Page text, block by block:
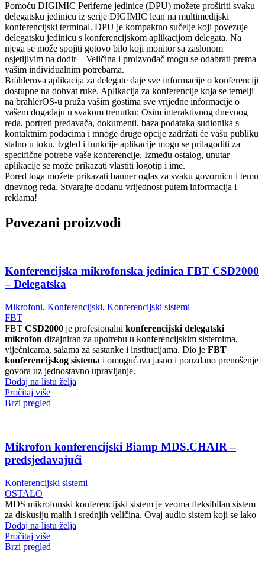
Pomoću DIGIMIC Periferne jedinice (DPU) možete proširiti svaku
delegatsku jedinicu iz serije DIGIMIC lean na multimedijski
konferencijski terminal. DPU je kompaktno sučelje koji povezuje
delegatsku jedinicu s konferencijskom aplikacijom delegata. Na
njega se može spojiti gotovo bilo koji monitor sa zaslonom
osjetljivim na dodir – Veličina i proizvođač mogu se odabrati prema
vašim individualnim potrebama.
Brählerova aplikacija za delegate daje sve informacije o konferenciji
dostupne na dohvat ruke. Aplikacija za konferencije koja se temelji
na brählerOS-u pruža vašim gostima sve vrijedne informacije o
vašem događaju u svakom trenutku: Osim interaktivnog dnevnog
reda, portreti predavača, dokumenti, baza podataka sudionika s
kontaktnim podacima i mnoge druge opcije zadržati će vašu publiku
stalno u toku. Izgled i funkcije aplikacije mogu se prilagoditi za
specifične potrebe vaše konferencije. Između ostalog, unutar
aplikacije se može prikazati vlastiti logotip i ime.
Pored toga možete prikazati banner oglas za svaku govornicu i temu
dnevnog reda. Stvarajte dodanu vrijednost putem informacija i
reklama!
Povezani proizvodi
Konferencijska mikrofonska jedinica FBT CSD2000
– Delegatska
Mikrofoni, Konferencijski, Konferencijski sistemi
FBT
FBT CSD2000 je profesionalni konferencijski delegatski
mikrofon dizajniran za upotrebu u konferencijskim sistemima,
vijećnicama, salama za sastanke i institucijama. Dio je FBT
konferencijskog sistema i omogućava jasno i pouzdano prenošenje
govora uz jednostavno upravljanje.
Dodaj na listu želja
Pročitaj više
Brzi pregled
Mikrofon konferencijski Biamp MDS.CHAIR –
predsjedavajući
Konferencijski sistemi
OSTALO
MDS mikrofonski konferencijski sistem je veoma fleksibilan sistem
za diskusiju malih i srednjih veličina. Ovaj audio sistem koji se lako
Dodaj na listu želja
Pročitaj više
Brzi pregled